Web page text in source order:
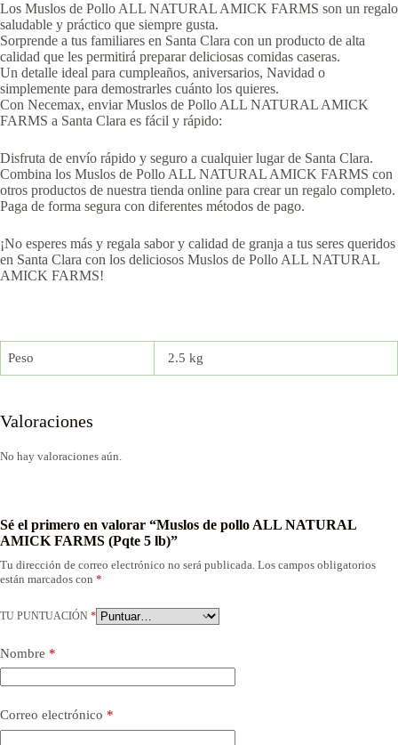
Los Muslos de Pollo ALL NATURAL AMICK FARMS son un regalo
saludable y práctico que siempre gusta.
Sorprende a tus familiares en Santa Clara con un producto de alta
calidad que les permitirá preparar deliciosas comidas caseras.
Un detalle ideal para cumpleaños, aniversarios, Navidad o
simplemente para demostrarles cuánto los quieres.
Con Necemax, enviar Muslos de Pollo ALL NATURAL AMICK
FARMS a Santa Clara es fácil y rápido:
Disfruta de envío rápido y seguro a cualquier lugar de Santa Clara.
Combina los Muslos de Pollo ALL NATURAL AMICK FARMS con
otros productos de nuestra tienda online para crear un regalo completo.
Paga de forma segura con diferentes métodos de pago.
¡No esperes más y regala sabor y calidad de granja a tus seres queridos
en Santa Clara con los deliciosos Muslos de Pollo ALL NATURAL
AMICK FARMS!
Peso 2.5 kg
Valoraciones
No hay valoraciones aún.
Sé el primero en valorar “Muslos de pollo ALL NATURAL
AMICK FARMS (Pqte 5 lb)”
Tu dirección de correo electrónico no será publicada. Los campos obligatorios
están marcados con *
TU PUNTUACIÓN *
Nombre *
Correo electrónico *